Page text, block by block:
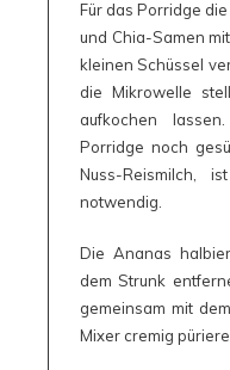
Für das Porridge
und Chia-Samen
kleinen Schüssel
die Mikrowelle
aufkochen
Porridge noch
Nuss-Reismilch,
notwendig.
Die Ananas
dem Strunk
gemeinsam mit
Mixer cremig